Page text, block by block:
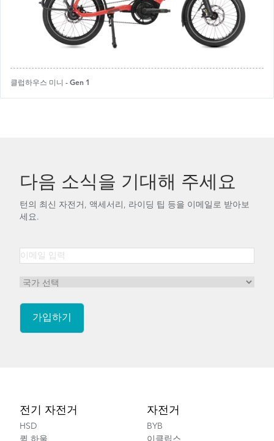
클럽하우스 미니 - Gen 1
다음 소식을 기대해 주세요
턴의 최신 자전거, 액세서리, 라이딩 팁 등을 이메일로 받아보
세요.
전기 자전거
HSD
퀵 하울
자전거
BYB
이클립스